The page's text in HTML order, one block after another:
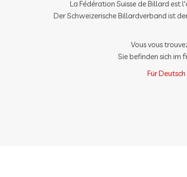
La Fédération Suisse de Billard est
Der Schweizerische Billardverband ist
Vous vous
Sie befinden sich im
Für